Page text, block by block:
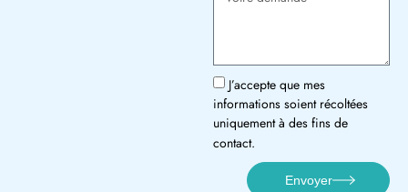
J’accepte que mes
informations soient récoltées
uniquement à des fins de
contact.
Envoyer